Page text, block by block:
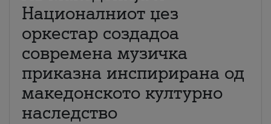
Националниот џез
оркестар создадоа
современа музичка
приказна инспирирана од
македонското културно
наследство